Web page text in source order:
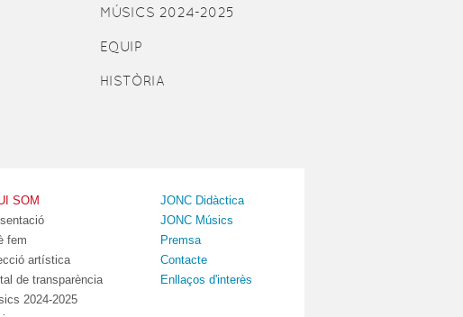
MÚSICS 2024-2025
EQUIP
HISTÒRIA
SOM
fem
artística
de transparència
2024-2025
JONC Didàctica
JONC Músics
Premsa
Contacte
Enllaços d'interès